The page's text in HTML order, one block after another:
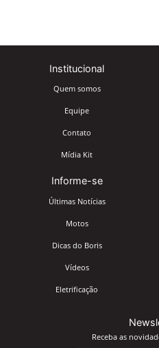
Institucional
Quem somos
Equipe
Contato
Mídia Kit
Informe-se
Últimas Notícias
Motos
Dicas do Boris
Vídeos
Eletrificação
Receba as